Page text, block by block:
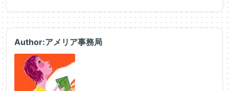
Author:アメリア事務局